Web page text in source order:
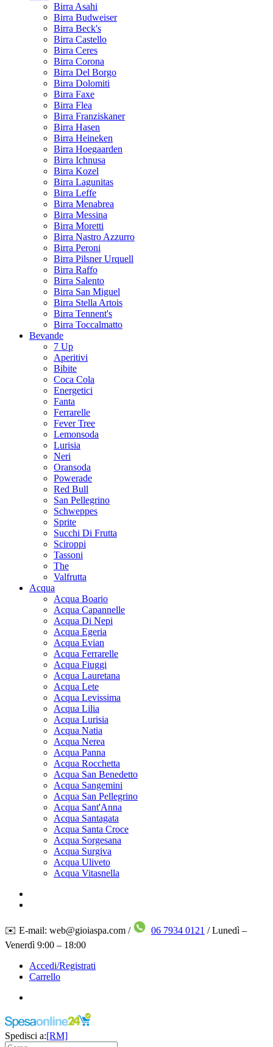
Birra Asahi
Birra Budweiser
Birra Beck's
Birra Castello
Birra Ceres
Birra Corona
Birra Del Borgo
Birra Dolomiti
Birra Faxe
Birra Flea
Birra Franziskaner
Birra Hasen
Birra Heineken
Birra Hoegaarden
Birra Ichnusa
Birra Kozel
Birra Lagunitas
Birra Leffe
Birra Menabrea
Birra Messina
Birra Moretti
Birra Nastro Azzurro
Birra Peroni
Birra Pilsner Urquell
Birra Raffo
Birra Salento
Birra San Miguel
Birra Stella Artois
Birra Tennent's
Birra Toccalmatto
Bevande
7 Up
Aperitivi
Bibite
Coca Cola
Energetici
Fanta
Ferrarelle
Fever Tree
Lemonsoda
Lurisia
Neri
Oransoda
Powerade
Red Bull
San Pellegrino
Schweppes
Sprite
Succhi Di Frutta
Sciroppi
Tassoni
The
Valfrutta
Acqua
Acqua Boario
Acqua Capannelle
Acqua Di Nepi
Acqua Egeria
Acqua Evian
Acqua Ferrarelle
Acqua Fiuggi
Acqua Lauretana
Acqua Lete
Acqua Levissima
Acqua Lilia
Acqua Lurisia
Acqua Natia
Acqua Nerea
Acqua Panna
Acqua Rocchetta
Acqua San Benedetto
Acqua Sangemini
Acqua San Pellegrino
Acqua Sant'Anna
Acqua Santagata
Acqua Santa Croce
Acqua Sorgesana
Acqua Surgiva
Acqua Uliveto
Acqua Vitasnella
✉️ E-mail: web@gioiaspa.com / 06 7934 0121 / Lunedì –
Venerdì 9:00 – 18:00
Accedi/Registrati
Carrello
Spedisci a:[RM]